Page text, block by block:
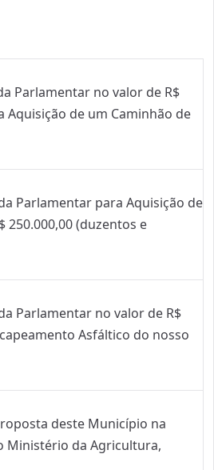
Parlamentar no valor de R$
Aquisição de um Caminhão de
Parlamentar para Aquisição de
250.000,00 (duzentos e
Parlamentar no valor de R$
Asfáltico do nosso
deste Município na
Ministério da Agricultura,